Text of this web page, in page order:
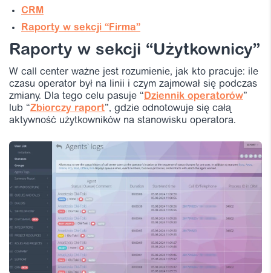
CRM
Raporty w sekcji “Firma”
Raporty w sekcji “Użytkownicy”
W call center ważne jest rozumienie, jak kto pracuje: ile
czasu operator był na linii i czym zajmował się podczas
zmiany. Dla tego celu pasuje “Dziennik operatorów”
lub “Zbiorczy raport”, gdzie odnotowuje się całą
aktywność użytkowników na stanowisku operatora.